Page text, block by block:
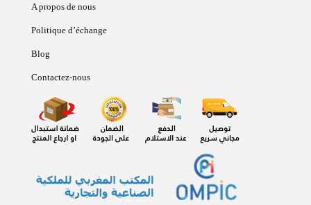
A propos de nous
Politique d’échange
Blog
Contactez-nous